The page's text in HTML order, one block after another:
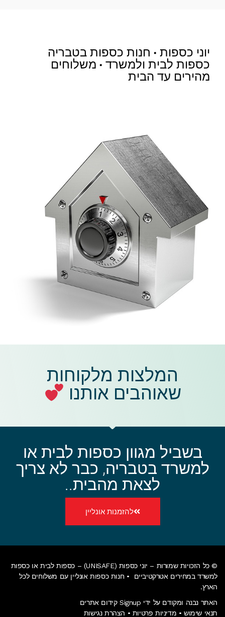
יוני כספות • חנות כספות בטבריה
כספות לבית ולמשרד • משלוחים
מהירים עד הבית
המלצות מלקוחות
שאוהבים אותנו
בשביל מגוון כספות לבית או
למשרד בטבריה, כבר לא צריך
לצאת מהבית..
להזמנות אונליין
© כל הזכויות שמורות – יוני כספות (UNISAFE) – כספות לבית או כספות
למשרד במחירים אטרקטיביים •חנות כספות אונליין עם משלוחים לכל
הארץ.
האתר נבנה ומקודם על ידי Signup קידום אתרים
תנאי שימוש • מדיניות פרטיות • הצהרת נגישות